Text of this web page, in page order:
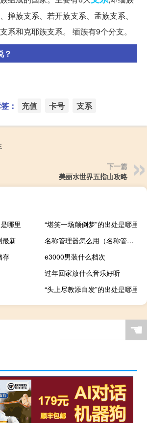
掸族支系、若开族支系、孟族支系、
系和克耶族支系。 缅族有9个分支。
？
： 充值 卡号 支系
下一篇
美丽水世界五指山攻略
哪里
“堪笑一场颠倒梦”的出处是哪里
最新
名称管理器怎么用（名称管理器）
存
e3000男装什么档次
过年回家放什么音乐好听
“头上尽教添白发”的出处是哪里
☚